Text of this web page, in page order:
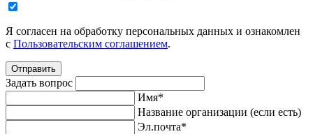
Я согласен на обработку персональных данных и ознакомлен
с Пользовательским соглашением.
Отправить
Задать вопрос
Имя*
Название организации (если есть)
Эл.почта*